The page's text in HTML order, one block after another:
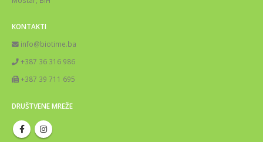
KONTAKTI
info@biotime.ba
+387 36 316 986
+387 39 711 695
DRUŠTVENE MREŽE